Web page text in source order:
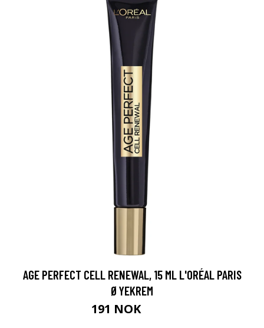
AGE PERFECT CELL RENEWAL, 15 ML L'ORÉAL PARIS
ØYEKREM
191 NOK